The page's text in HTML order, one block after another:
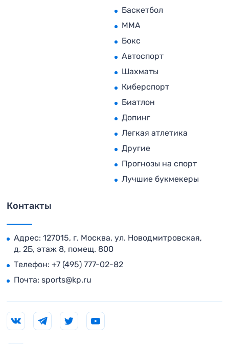
Баскетбол
MMA
Бокс
Автоспорт
Шахматы
Киберспорт
Биатлон
Допинг
Легкая атлетика
Другие
Прогнозы на спорт
Лучшие букмекеры
Контакты
Адрес: 127015, г. Москва, ул. Новодмитровская,
д. 2Б, этаж 8, помещ. 800
Телефон: +7 (495) 777-02-82
Почта: sports@kp.ru